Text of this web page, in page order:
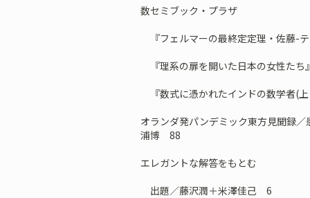
数セミブック・プラザ
『フェルマーの最終定定理・佐藤-
『理系の扉を開いた日本の女性た
『数式に憑かれたインドの数学者(
オランダ発パンデミック東方見聞録
浦博 88
エレガントな解答をもとむ
出題／藤沢潤＋米澤佳己 6